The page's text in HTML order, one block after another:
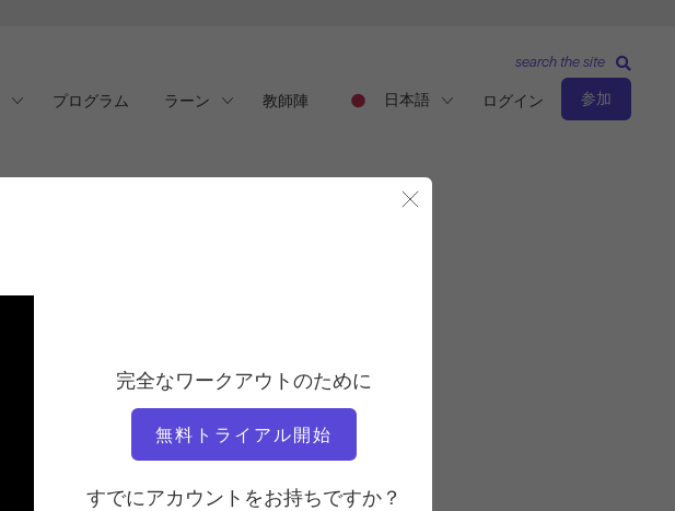
プログラム ラーン 教師陣 日本語 ログイン 参加
search the site
完全なワークアウトのために
無料トライアル開始
すでにアカウントをお持ちですか？
ニコール・スミス
ビデオタイム